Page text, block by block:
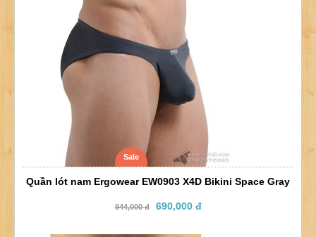
Sale
Quần lót nam Ergowear EW0903 X4D Bikini Space Gray
944,000 đ 690,000 đ